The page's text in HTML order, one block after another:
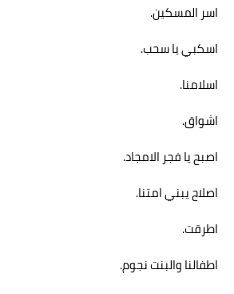
اسر المسكين.
اسكبي يا سحب.
اسلامنا.
اشواق.
اصبح يا فجر الامجاد.
اصلاح يبني امتنا.
اطرقت.
اطفالنا والبنت نجوم.